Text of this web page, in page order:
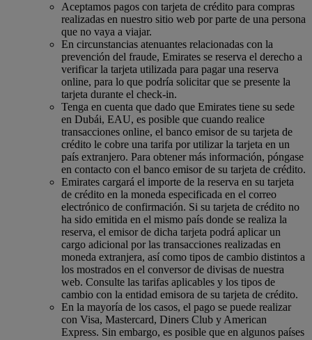
Aceptamos pagos con tarjeta de crédito para compras
realizadas en nuestro sitio web por parte de una persona
que no vaya a viajar.
En circunstancias atenuantes relacionadas con la
prevención del fraude, Emirates se reserva el derecho a
verificar la tarjeta utilizada para pagar una reserva
online, para lo que podría solicitar que se presente la
tarjeta durante el check-in.
Tenga en cuenta que dado que Emirates tiene su sede
en Dubái, EAU, es posible que cuando realice
transacciones online, el banco emisor de su tarjeta de
crédito le cobre una tarifa por utilizar la tarjeta en un
país extranjero. Para obtener más información, póngase
en contacto con el banco emisor de su tarjeta de crédito.
Emirates cargará el importe de la reserva en su tarjeta
de crédito en la moneda especificada en el correo
electrónico de confirmación. Si su tarjeta de crédito no
ha sido emitida en el mismo país donde se realiza la
reserva, el emisor de dicha tarjeta podrá aplicar un
cargo adicional por las transacciones realizadas en
moneda extranjera, así como tipos de cambio distintos a
los mostrados en el conversor de divisas de nuestra
web. Consulte las tarifas aplicables y los tipos de
cambio con la entidad emisora de su tarjeta de crédito.
En la mayoría de los casos, el pago se puede realizar
con Visa, Mastercard, Diners Club y American
Express. Sin embargo, es posible que en algunos países